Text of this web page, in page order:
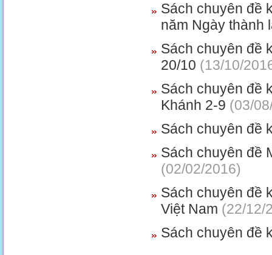
Sách chuyên đề
năm Ngày thành
Sách chuyên đề
20/10 (13/10/
Sách chuyên đề
Khánh 2-9 (03/
Sách chuyên đề
Sách chuyên đề
(02/02/2016)
Sách chuyên đề
Việt Nam (22/12/
Sách chuyên đề